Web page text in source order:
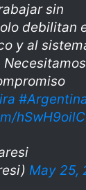
sin
debilitan
y al
May 25,